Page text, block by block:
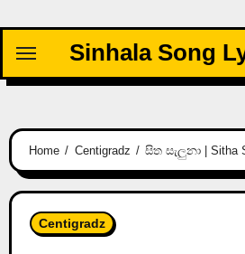
content
Sinhala Song
Home Centigradz සිත සැලුනා | Sitha
Centigradz